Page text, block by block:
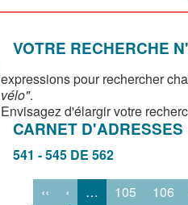
VOTRE RECHERCHE
expressions pour rechercher
vélo".
Envisagez d'élargir votre
CARNET D'ADRESSES
541 - 545 DE 562
‹‹
‹ … 105 106